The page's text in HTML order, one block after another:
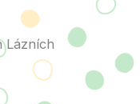
Lázních